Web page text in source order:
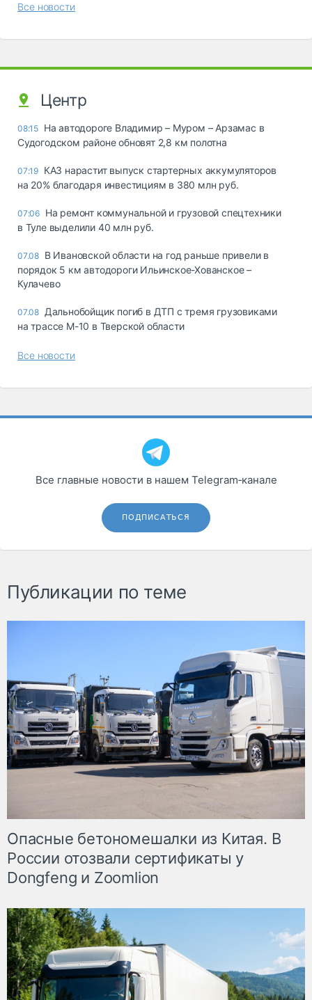
Все новости
Центр
08:15 На автодороге Владимир – Муром – Арзамас в
Судогодском районе обновят 2,8 км полотна
07:19 КАЗ нарастит выпуск стартерных аккумуляторов
на 20% благодаря инвестициям в 380 млн руб.
07:06 На ремонт коммунальной и грузовой спецтехники
в Туле выделили 40 млн руб.
07.08 В Ивановской области на год раньше привели в
порядок 5 км автодороги Ильинское-Хованское –
Кулачево
07.08 Дальнобойщик погиб в ДТП с тремя грузовиками
на трассе М-10 в Тверской области
Все новости
Все главные новости в нашем Telegram‑канале
ПОДПИСАТЬСЯ
Публикации по теме
Опасные бетономешалки из Китая. В
России отозвали сертификаты у
Dongfeng и Zoomlion